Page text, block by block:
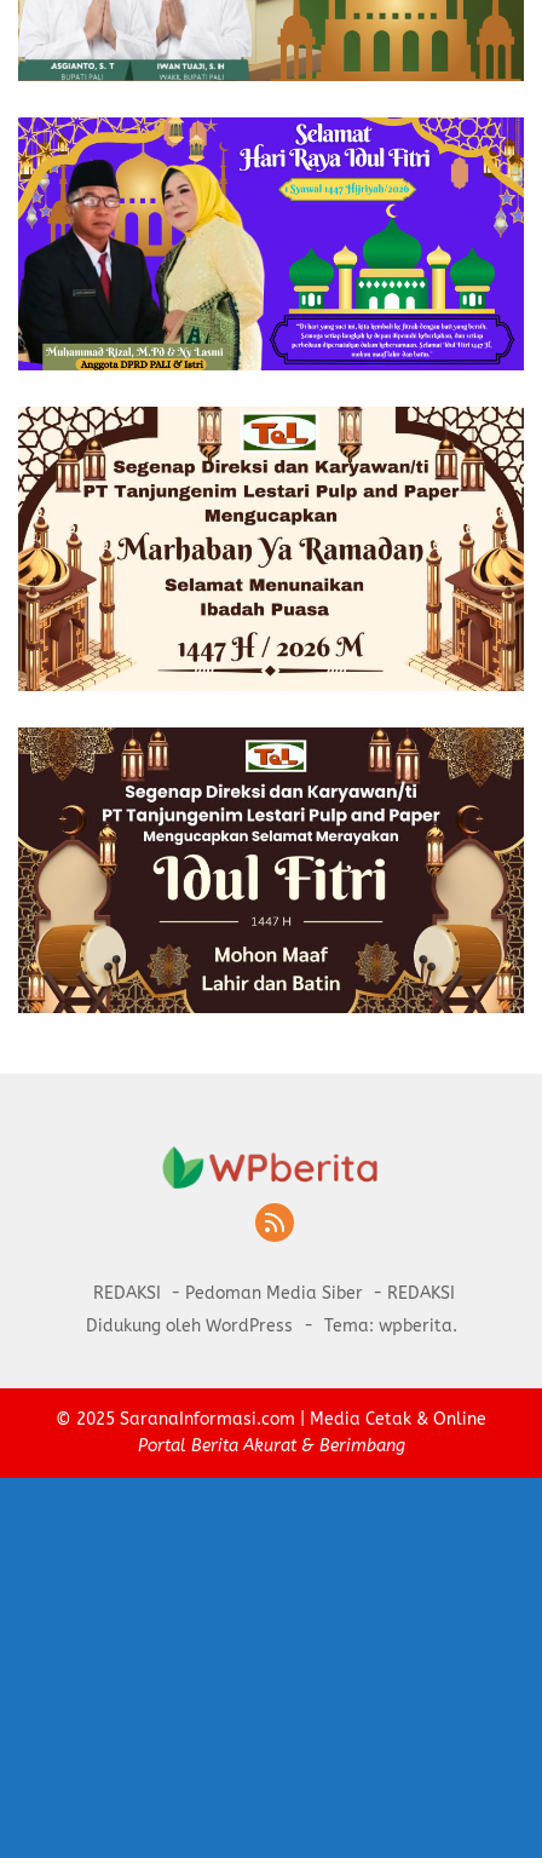
REDAKSI Pedoman Media Siber
REDAKSI
Didukung oleh WordPress
- Tema: wpberita.
© 2025 SaranaInformasi.com | Media Cetak & Online
Portal Berita Akurat & Berimbang